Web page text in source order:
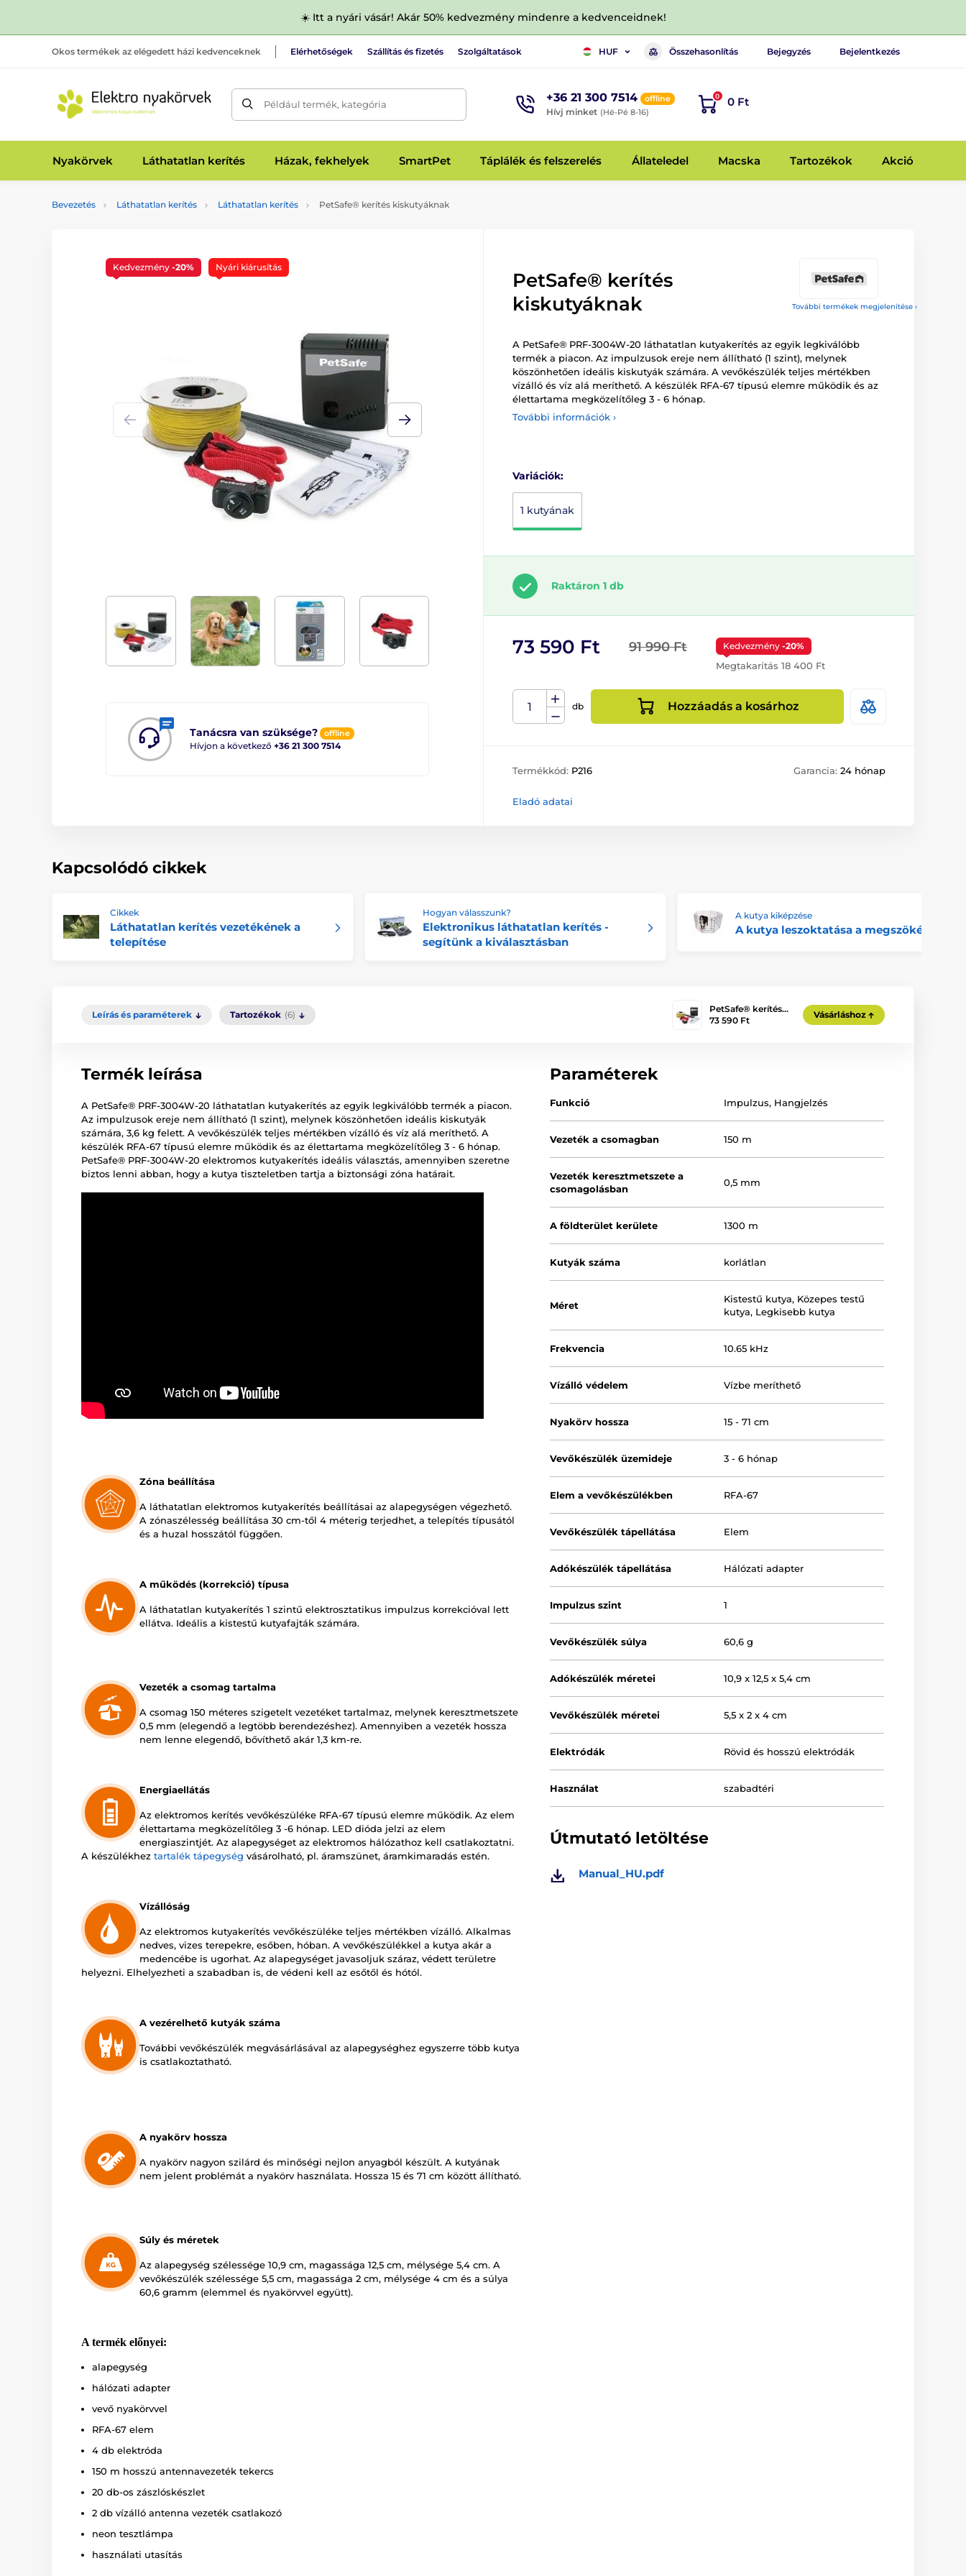
☀️ Itt a nyári vásár! Akár 50% kedvezmény mindenre a kedvenceidnek!
Okos termékek az elégedett házi kedvenceknek Elérhetőségek Szállítás és fizetés Szolgáltatások HUF Összehasonlítás Bejegyzés Bejelentkezés
Például termék, kategória +36 21 300 7514 offline
Hívj minket (Hé-Pé 8-16)
0 0 Ft
Nyakörvek Láthatatlan kerítés Házak, fekhelyek SmartPet Táplálék és felszerelés Állateledel Macska Tartozékok Akció
Bevezetés Láthatatlan kerítés Láthatatlan kerítés PetSafe® kerítés kiskutyáknak
További termékek megjelenítése ›
Tanácsra van szüksége? offline
Hívjon a következő +36 21 300 7514
Kedvezmény -20% Nyári kiárusítás
PetSafe® kerítés
kiskutyáknak
A PetSafe® PRF-3004W-20 láthatatlan kutyakerítés az egyik legkiválóbb
termék a piacon. Az impulzusok ereje nem állítható (1 szint), melynek
köszönhetően ideális kiskutyák számára. A vevőkészülék teljes mértékben
vízálló és víz alá meríthető. A készülék RFA-67 típusú elemre működik és az
élettartama megközelítőleg 3 - 6 hónap.
További információk ›
Variációk:
1 kutyának
Raktáron 1 db
91 990 Ft
73 590 Ft Kedvezmény -20%
Megtakarítás 18 400 Ft
db Hozzáadás a kosárhoz
Termékkód: P216 Garancia: 24 hónap
Eladó adatai
Kapcsolódó cikkek
Cikkek
Láthatatlan kerítés vezetékének a
telepítése
Hogyan válasszunk?
Elektronikus láthatatlan kerítés -
segítünk a kiválasztásban
A kutya kiképzése
A kutya leszoktatása a megszökésről
Leírás és paraméterek Tartozékok (6)
PetSafe® kerítés…
73 590 Ft
Vásárláshoz
Termék leírása
A PetSafe® PRF-3004W-20 láthatatlan kutyakerítés az egyik legkiválóbb termék a piacon.
Az impulzusok ereje nem állítható (1 szint), melynek köszönhetően ideális kiskutyák
számára, 3,6 kg felett. A vevőkészülék teljes mértékben vízálló és víz alá meríthető. A
készülék RFA-67 típusú elemre működik és az élettartama megközelítőleg 3 - 6 hónap.
PetSafe® PRF-3004W-20 elektromos kutyakerítés ideális választás, amennyiben szeretne
biztos lenni abban, hogy a kutya tiszteletben tartja a biztonsági zóna határait.
Zóna beállítása
A láthatatlan elektromos kutyakerítés beállításai az alapegységen végezhető.
A zónaszélesség beállítása 30 cm-től 4 méterig terjedhet, a telepítés típusától
és a huzal hosszától függően.
A működés (korrekció) típusa
A láthatatlan kutyakerítés 1 szintű elektrosztatikus impulzus korrekcióval lett
ellátva. Ideális a kistestű kutyafajták számára.
Vezeték a csomag tartalma
A csomag 150 méteres szigetelt vezetéket tartalmaz, melynek keresztmetszete
0,5 mm (elegendő a legtöbb berendezéshez). Amennyiben a vezeték hossza
nem lenne elegendő, bővíthető akár 1,3 km-re.
Energiaellátás
Az elektromos kerítés vevőkészüléke RFA-67 típusú elemre működik. Az elem
élettartama megközelítőleg 3 -6 hónap. LED dióda jelzi az elem
energiaszintjét. Az alapegységet az elektromos hálózathoz kell csatlakoztatni.
A készülékhez tartalék tápegység vásárolható, pl. áramszünet, áramkimaradás estén.
Vízállóság
Az elektromos kutyakerítés vevőkészüléke teljes mértékben vízálló. Alkalmas
nedves, vizes terepekre, esőben, hóban. A vevőkészülékkel a kutya akár a
medencébe is ugorhat. Az alapegységet javasoljuk száraz, védett területre
helyezni. Elhelyezheti a szabadban is, de védeni kell az esőtől és hótól.
A vezérelhető kutyák száma
További vevőkészülék megvásárlásával az alapegységhez egyszerre több kutya
is csatlakoztatható.
A nyakörv hossza
A nyakörv nagyon szilárd és minőségi nejlon anyagból készült. A kutyának
nem jelent problémát a nyakörv használata. Hossza 15 és 71 cm között állítható.
Súly és méretek
Az alapegység szélessége 10,9 cm, magassága 12,5 cm, mélysége 5,4 cm. A
vevőkészülék szélessége 5,5 cm, magassága 2 cm, mélysége 4 cm és a súlya
60,6 gramm (elemmel és nyakörvvel együtt).
A termék előnyei:
alapegység
hálózati adapter
vevő nyakörvvel
RFA-67 elem
4 db elektróda
150 m hosszú antennavezeték tekercs
20 db-os zászlóskészlet
2 db vízálló antenna vezeték csatlakozó
neon tesztlámpa
használati utasítás
Paraméterek
Funkció Impulzus, Hangjelzés
Vezeték a csomagban 150 m
Vezeték keresztmetszete a
csomagolásban
0,5 mm
A földterület kerülete 1300 m
Kutyák száma korlátlan
Méret
Kistestű kutya, Közepes testű
kutya, Legkisebb kutya
Frekvencia 10.65 kHz
Vízálló védelem Vízbe meríthető
Nyakörv hossza 15 - 71 cm
Vevőkészülék üzemideje 3 - 6 hónap
Elem a vevőkészülékben RFA-67
Vevőkészülék tápellátása Elem
Adókészülék tápellátása Hálózati adapter
Impulzus szint 1
Vevőkészülék súlya 60,6 g
Adókészülék méretei 10,9 x 12,5 x 5,4 cm
Vevőkészülék méretei 5,5 x 2 x 4 cm
Elektródák Rövid és hosszú elektródák
Használat szabadtéri
Útmutató letöltése
Manual_HU.pdf